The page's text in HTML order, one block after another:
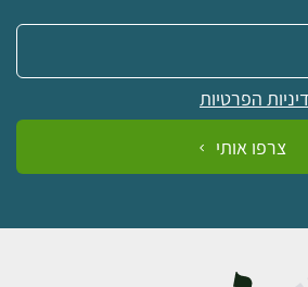
הפרטיות
צרפו אותי